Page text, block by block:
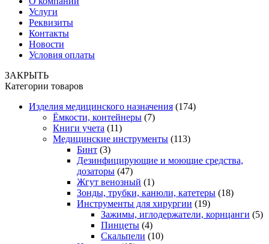
Услуги
Реквизиты
Контакты
Новости
Условия оплаты
ЗАКРЫТЬ
Категории товаров
Изделия медицинского назначения (174)
Ёмкости, контейнеры (7)
Книги учета (11)
Медицинские инструменты (113)
Бинт (3)
Дезинфицирующие и моющие средства,
дозаторы (47)
Жгут венозный (1)
Зонды, трубки, канюли, катетеры (18)
Инструменты для хирургии (19)
Зажимы, иглодержатели, корнцанги (5)
Пинцеты (4)
Скальпели (10)